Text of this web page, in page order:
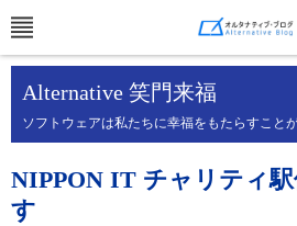
Alternative 笑門来福
ソフトウェアは私たちに幸福をもたらすこと
NIPPON IT チャリティ
す